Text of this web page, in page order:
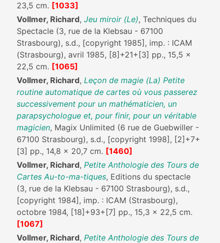
23,5 cm. [1033]
Vollmer, Richard, Jeu miroir (Le), Techniques du
Spectacle (3, rue de la Klebsau - 67100
Strasbourg), s.d., [copyright 1985], imp. : ICAM
(Strasbourg), avril 1985, [8]+21+[3] pp., 15,5 x
22,5 cm. [1065]
Vollmer, Richard, Leçon de magie (La) Petite
routine automatique de cartes où vous passerez
successivement pour un mathématicien, un
parapsychologue et, pour finir, pour un véritable
magicien, Magix Unlimited (6 rue de Guebwiller -
67100 Strasbourg), s.d., [copyright 1998], [2]+7+
[3] pp., 14,8 x 20,7 cm. [1460]
Vollmer, Richard, Petite Anthologie des Tours de
Cartes Au-to-ma-tiques, Editions du spectacle
(3, rue de la Klebsau - 67100 Strasbourg), s.d.,
[copyright 1984], imp. : ICAM (Strasbourg),
octobre 1984, [18]+93+[7] pp., 15,3 x 22,5 cm.
[1067]
Vollmer, Richard, Petite Anthologie des Tours de